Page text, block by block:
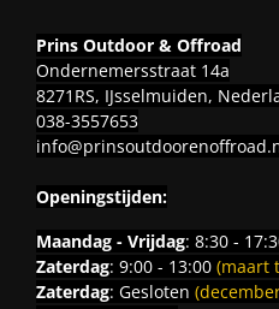
Prins Outdoor & Offroad
Ondernemersstraat 14a
8271RS, IJsselmuiden,
038-3557653
Openingstijden:
Maandag - Vrijdag: 8:30 -
Zaterdag: 9:00 - 13:00 (maart
Zaterdag: Gesloten